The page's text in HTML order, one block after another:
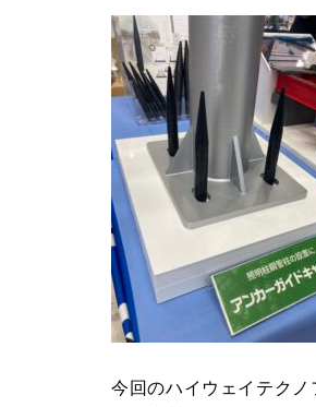
今回のハイウェイテクノ